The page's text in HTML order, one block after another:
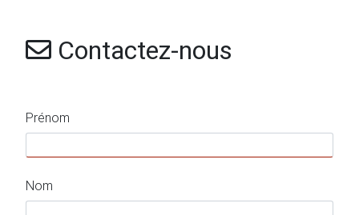
Contactez-nous
Prénom
Nom